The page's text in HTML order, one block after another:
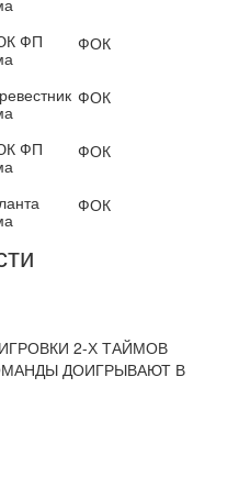
ФП
ФОК
ФОК
ФП
ФОК
ФОК
2-Х ТАЙМОВ
ДОИГРЫВАЮТ В